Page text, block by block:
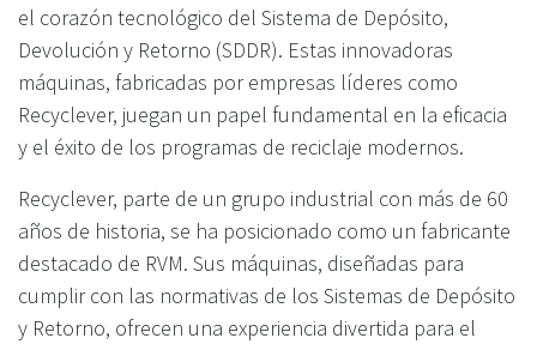
el corazón tecnológico del Sistema de Depósito,
Devolución y Retorno (SDDR). Estas innovadoras
máquinas, fabricadas por empresas líderes como
Recyclever, juegan un papel fundamental en la eficacia
y el éxito de los programas de reciclaje modernos.
Recyclever, parte de un grupo industrial con más de 60
años de historia, se ha posicionado como un fabricante
destacado de RVM. Sus máquinas, diseñadas para
cumplir con las normativas de los Sistemas de Depósito
y Retorno, ofrecen una experiencia divertida para el